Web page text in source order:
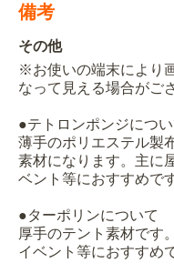
備考
その他
※お使いの端末により
なって見える場合がご
●テトロンポンジについ
薄手のポリエステル製
素材になります。主に
ベント等におすすめです
●ターポリンについて
厚手のテント素材です
イベント等におすすめ